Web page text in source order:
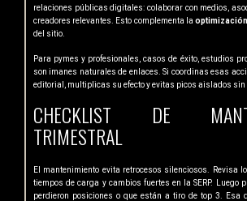
relaciones públicas digitales: colaborar con medios,
creadores relevantes. Esto complementa la
del sitio.
Para pymes y profesionales, casos de éxito, estudios
son imanes naturales de enlaces. Si coordinas esas
editorial, multiplicas su efecto y evitas picos aislados sin
CHECKLIST DE
TRIMESTRAL
El mantenimiento evita retrocesos silenciosos. Revisa
tiempos de carga y cambios fuertes en la SERP. Luego
perdieron posiciones o que están a tiro de top 3. Esa